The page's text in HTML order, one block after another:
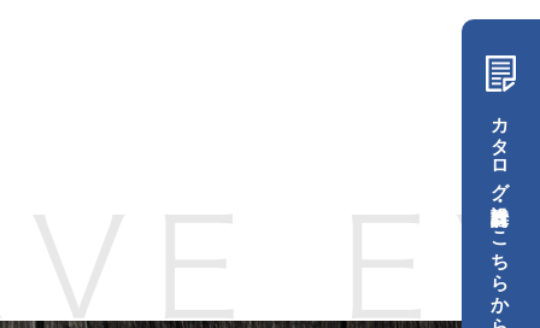
カタログ・設計資料はこちらから